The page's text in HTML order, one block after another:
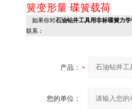
簧变形量 碟簧载荷
如果你对石油钻井工具用非标碟簧力
联系：
产品：
您的单位：